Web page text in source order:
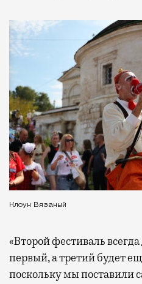
Клоун Вязаный
«Второй фестиваль
первый, а третий будет
поскольку мы поставили